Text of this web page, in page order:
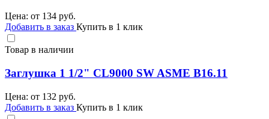
Цена: от 134 руб.
Добавить в заказ Купить в 1 клик
Товар в наличии
Заглушка 1 1/2" CL9000 SW ASME B16.11
Цена: от 132 руб.
Добавить в заказ Купить в 1 клик